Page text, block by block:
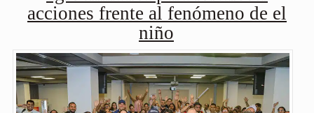
acciones frente al fenómeno de el
niño